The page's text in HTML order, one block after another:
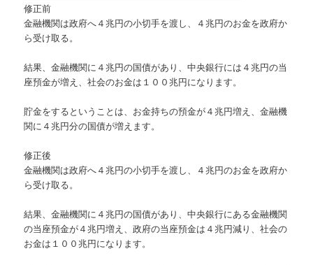
修正前
金融機関は政府へ４兆円の小切手を渡し、４兆円のお金を政府か
ら受け取る。
結果、金融機関に４兆円の国債があり、中央銀行には４兆円の当
座預金が増え、社会のお金は１００兆円になります。
貯金をするということは、お金持ちの預金が４兆円増え、金融機
関に４兆円分の国債が増えます。
修正後
金融機関は政府へ４兆円の小切手を渡し、４兆円のお金を政府か
ら受け取る。
結果、金融機関に４兆円の国債があり、中央銀行にある金融機関
の当座預金が４兆円増え、政府の当座預金は４兆円減り、社会の
お金は１００兆円になります。